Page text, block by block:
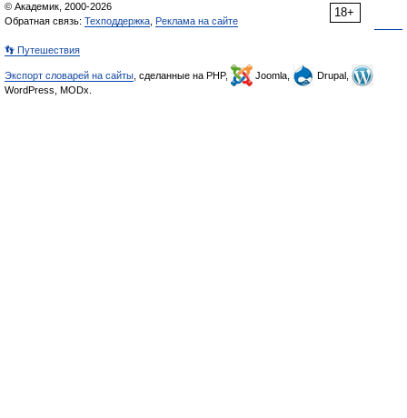
18+
© Академик, 2000-2026
Обратная связь: Техподдержка Реклама на сайте
👣 Путешествия
Экспорт словарей на сайты , сделанные на PHP, Joomla,
Drupal,
WordPress, MODx.